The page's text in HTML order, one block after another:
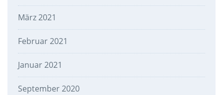
März 2021
Februar 2021
Januar 2021
September 2020